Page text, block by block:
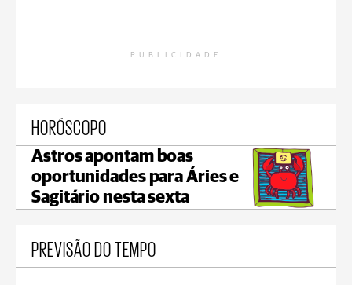
PUBLICIDADE
HORÓSCOPO
Astros apontam boas
oportunidades para Áries e
Sagitário nesta sexta
PREVISÃO DO TEMPO